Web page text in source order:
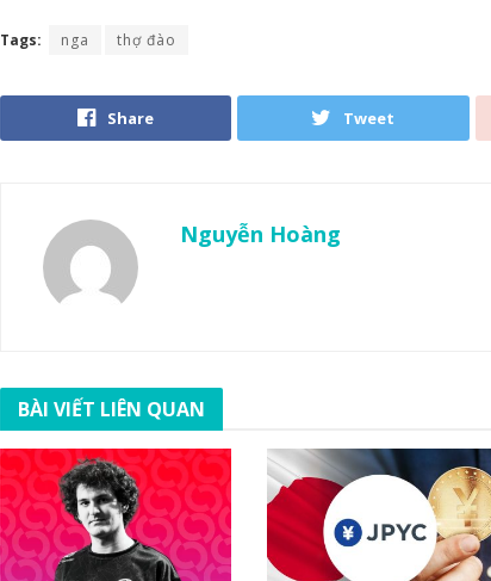
Tags: nga thợ đào
Share Tweet
Nguyễn Hoàng
BÀI VIẾT LIÊN QUAN